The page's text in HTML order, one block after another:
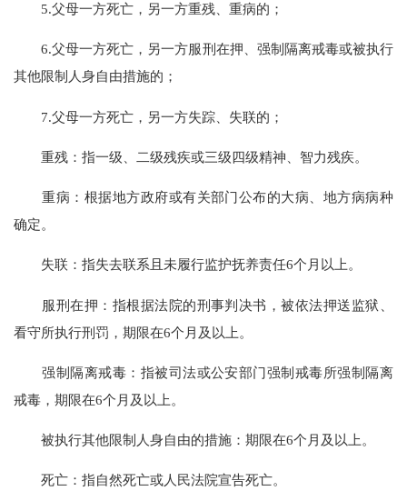
5.父母一方死亡，另一方重残、重病的；
6.父母一方死亡，另一方服刑在押、强制隔离戒毒或被执行
其他限制人身自由措施的；
7.父母一方死亡，另一方失踪、失联的；
重残：指一级、二级残疾或三级四级精神、智力残疾。
重病：根据地方政府或有关部门公布的大病、地方病病种
确定。
失联：指失去联系且未履行监护抚养责任6个月以上。
服刑在押：指根据法院的刑事判决书，被依法押送监狱、
看守所执行刑罚，期限在6个月及以上。
强制隔离戒毒：指被司法或公安部门强制戒毒所强制隔离
戒毒，期限在6个月及以上。
被执行其他限制人身自由的措施：期限在6个月及以上。
死亡：指自然死亡或人民法院宣告死亡。